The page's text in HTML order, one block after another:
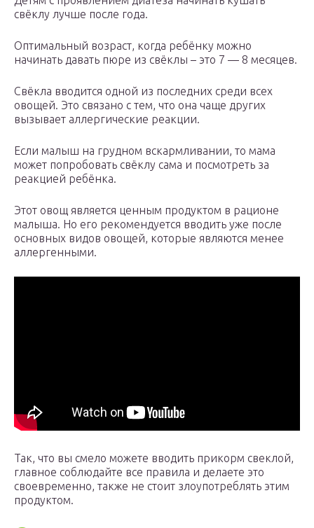
свёклу лучше после года.
Оптимальный возраст, когда ребёнку можно
начинать давать пюре из свёклы – это 7 — 8 месяцев.
Свёкла вводится одной из последних среди всех
овощей. Это связано с тем, что она чаще других
вызывает аллергические реакции.
Если малыш на грудном вскармливании, то мама
может попробовать свёклу сама и посмотреть за
реакцией ребёнка.
Этот овощ является ценным продуктом в рационе
малыша. Но его рекомендуется вводить уже после
основных видов овощей, которые являются менее
аллергенными.
Так, что вы смело можете вводить прикорм свеклой,
главное соблюдайте все правила и делаете это
своевременно, также не стоит злоупотреблять этим
продуктом.